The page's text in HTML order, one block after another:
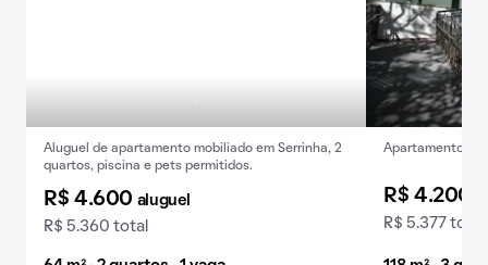
Aluguel de apartamento mobiliado em Serrinha, 2
quartos, piscina e pets permitidos.
R$ 4.600 aluguel
R$ 5.360 total
Apartamento
R$ 4.200
R$ 5.377 total